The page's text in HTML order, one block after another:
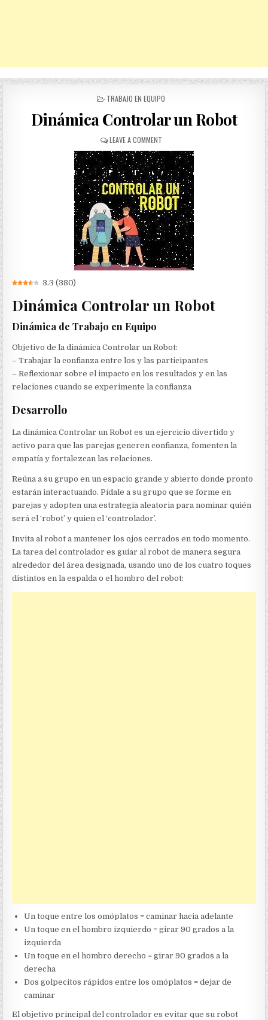
POSTED
TRABAJO EN EQUIPO
Dinámica Controlar un Robot
LEAVE A COMMENTON
DINÁMICA
CONTROLAR
UN
ROBOT
3.3 (380)
Dinámica Controlar un Robot
Dinámica de Trabajo en Equipo
Objetivo de la dinámica Controlar un Robot:
– Trabajar la confianza entre los y las participantes
– Reflexionar sobre el impacto en los resultados y en las
relaciones cuando se experimente la confianza
Desarrollo
La dinámica Controlar un Robot es un ejercicio divertido y
activo para que las parejas generen confianza, fomenten la
empatía y fortalezcan las relaciones.
Reúna a su grupo en un espacio grande y abierto donde pronto
estarán interactuando. Pídale a su grupo que se forme en
parejas y adopten una estrategia aleatoria para nominar quién
será el ‘robot’ y quien el ‘controlador’.
Invita al robot a mantener los ojos cerrados en todo momento.
La tarea del controlador es guiar al robot de manera segura
alrededor del área designada, usando uno de los cuatro toques
distintos en la espalda o el hombro del robot:
Un toque entre los omóplatos = caminar hacia adelante
Un toque en el hombro izquierdo = girar 90 grados a la
izquierda
Un toque en el hombro derecho = girar 90 grados a la
derecha
Dos golpecitos rápidos entre los omóplatos = dejar de
caminar
El objetivo principal del controlador es evitar que su robot